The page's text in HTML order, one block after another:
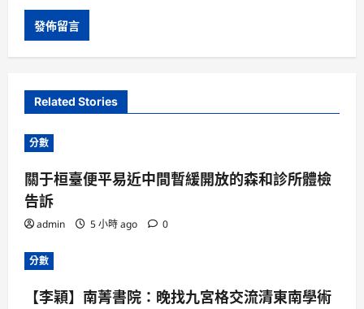
Related Stories
分數
關于桓臺便平易近中間暫緩開放的森和診所體檢
告訴
admin 5 小時 ago 0
分數
【李穎】南菁書院：晚找九宮格交流清東南學術